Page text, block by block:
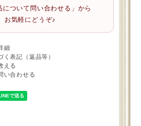
について問い合わせる」から
お気軽にどうぞ♪
細
表記（返品等）
える
い合わせる